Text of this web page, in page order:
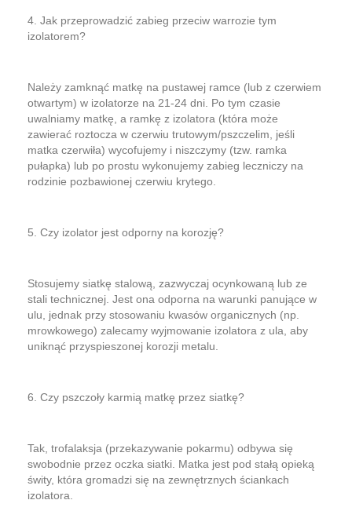
4. Jak przeprowadzić zabieg przeciw warrozie tym
izolatorem?
Należy zamknąć matkę na pustawej ramce (lub z czerwiem
otwartym) w izolatorze na 21-24 dni. Po tym czasie
uwalniamy matkę, a ramkę z izolatora (która może
zawierać roztocza w czerwiu trutowym/pszczelim, jeśli
matka czerwiła) wycofujemy i niszczymy (tzw. ramka
pułapka) lub po prostu wykonujemy zabieg leczniczy na
rodzinie pozbawionej czerwiu krytego.
5. Czy izolator jest odporny na korozję?
Stosujemy siatkę stalową, zazwyczaj ocynkowaną lub ze
stali technicznej. Jest ona odporna na warunki panujące w
ulu, jednak przy stosowaniu kwasów organicznych (np.
mrowkowego) zalecamy wyjmowanie izolatora z ula, aby
uniknąć przyspieszonej korozji metalu.
6. Czy pszczoły karmią matkę przez siatkę?
Tak, trofalaksja (przekazywanie pokarmu) odbywa się
swobodnie przez oczka siatki. Matka jest pod stałą opieką
świty, która gromadzi się na zewnętrznych ściankach
izolatora.